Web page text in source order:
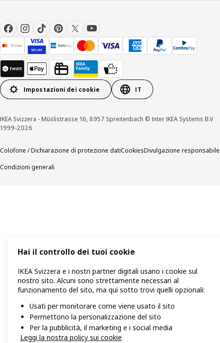
Impostazioni dei cookie IT
IKEA Svizzera - Müslistrasse 16, 8957 Spreitenbach © Inter IKEA Systems B.V
1999-2026
Colofone / Dichiarazione di protezione datiCookiesDivulgazione responsabile
Condizioni generali
Hai il controllo dei tuoi cookie
IKEA Svizzera e i nostri partner digitali usano i cookie sul
nostro sito. Alcuni sono strettamente necessari al
funzionamento del sito, ma qui sotto trovi quelli opzionali:
Usati per monitorare come viene usato il sito
Permettono la personalizzazione del sito
Per la pubblicità, il marketing e i social media
Leggi la nostra policy sui cookie